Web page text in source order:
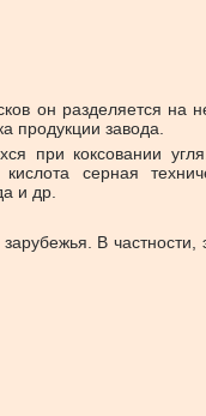
он разделяется на
продукции завода.
при коксовании
серная
и др.
В